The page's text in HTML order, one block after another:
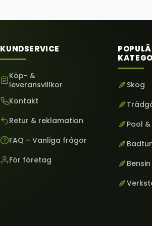
KUNDSERVICE
Köp- &
leveransvillkor
Kontakt
Retur & reklamation
FAQ – Vanliga frågor
För företag
Skog
Pool